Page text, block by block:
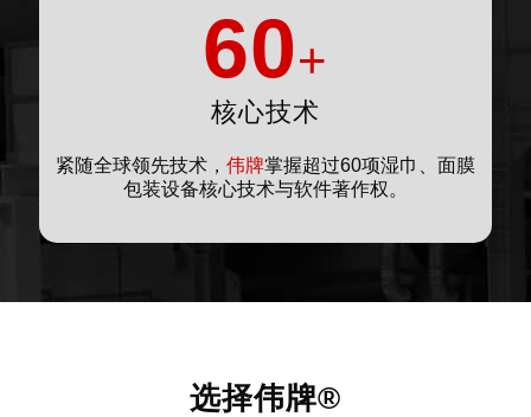
60+
核心技术
紧随全球领先技术， 伟牌掌握超过60项湿巾、面膜
包装设备核心技术与软件著作权。
选择伟牌®